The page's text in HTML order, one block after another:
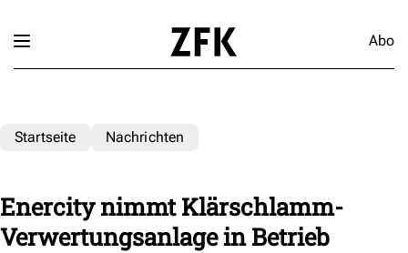
Abo
Startseite Nachrichten
Enercity nimmt Klärschlamm-
Verwertungsanlage in Betrieb